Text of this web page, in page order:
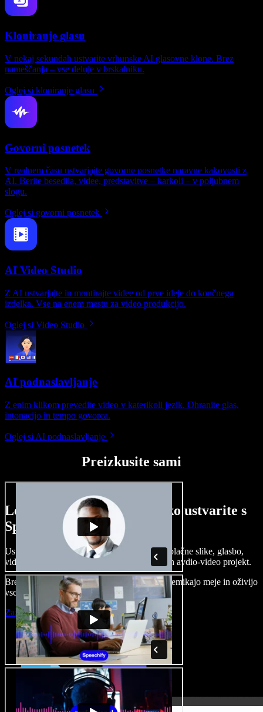
Kloniranje glasu
V nekaj sekundah ustvarite vrhunske AI glasovne klone. Brez
nameščanja – vse deluje v brskalniku.
Oglej si kloniranje glasu
Govorni posnetek
V realnem času ustvarjajte govorne posnetke naravne kakovosti z
AI. Berite besedila, videe, predstavitve – karkoli – v poljubnem
slogu.
Oglej si govorni posnetek
AI Video Studio
Z AI ustvarjajte in montirajte videe od prve ideje do končnega
izdelka. Vse na enem mestu za video produkcijo.
Oglej si Video Studio
AI podnaslavljanje
Z enim klikom prevedite video v katerikoli jezik. Ohranite glas,
intonacijo in tempo govorca.
Oglej si AI podnaslavljanje
Preizkusite sami
Le nekaj primerov, kaj lahko ustvarite s
Speechify Studio.
Ustvarjajte govorne posnetke, dodajajte brezplačne slike, glasbo,
videe, klonirajte svoj glas in pripravite celoten avdio-video projekt.
Brez učenja in kar iz brskalnika ustvarjalci premikajo meje in oživijo
vse ideje.
Zaženi Studio